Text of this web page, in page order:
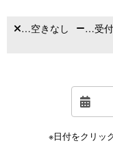
…空きなし …受
※日付をクリッ